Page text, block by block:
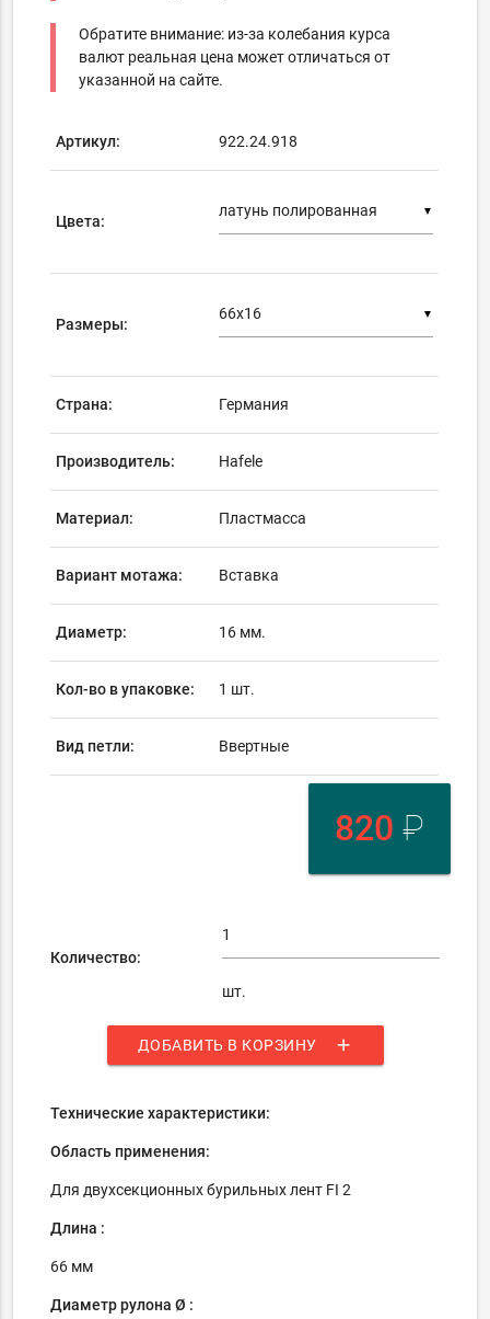
Обратите внимание: из-за колебания курса
валют реальная цена может отличаться от
указанной на сайте.
Артикул: 922.24.918
Цвета:
▼
Размеры:
▼
Страна: Германия
Производитель: Hafele
Материал: Пластмасса
Вариант мотажа: Вставка
Диаметр: 16 мм.
Кол-во в упаковке: 1 шт.
Вид петли: Ввертные
820 ₽
Количество:
шт.
ДОБАВИТЬ В КОРЗИНУ add
Технические характеристики:
Область применения:
Для двухсекционных бурильных лент FI 2
Длина :
66 мм
Диаметр рулона Ø :